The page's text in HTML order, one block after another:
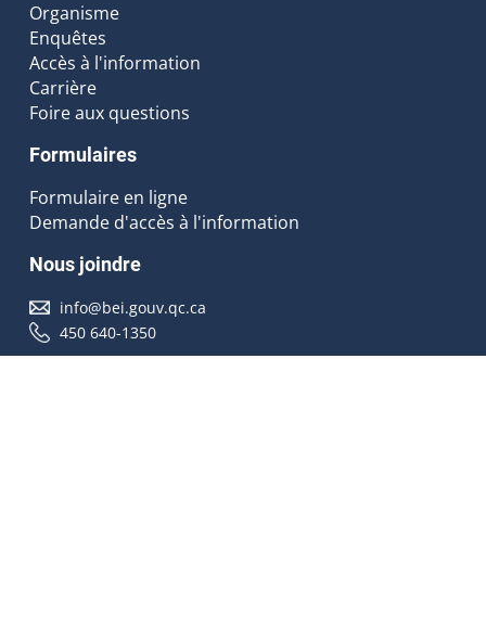
Organisme
Enquêtes
Accès à l'information
Carrière
Foire aux questions
Formulaires
Formulaire en ligne
Demande d'accès à l'information
Nous joindre
info@bei.gouv.qc.ca
450 640-1350